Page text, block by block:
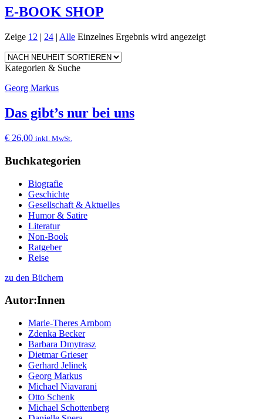
E-BOOK SHOP
Zeige 12 | 24 | Alle Einzelnes Ergebnis wird angezeigt
Kategorien & Suche
Georg Markus
Das gibt’s nur bei uns
€ 26,00 inkl. MwSt.
Buchkategorien
Biografie
Geschichte
Gesellschaft & Aktuelles
Humor & Satire
Literatur
Non-Book
Ratgeber
Reise
zu den Büchern
Autor:Innen
Marie-Theres Arnbom
Zdenka Becker
Barbara Dmytrasz
Dietmar Grieser
Gerhard Jelinek
Georg Markus
Michael Niavarani
Otto Schenk
Michael Schottenberg